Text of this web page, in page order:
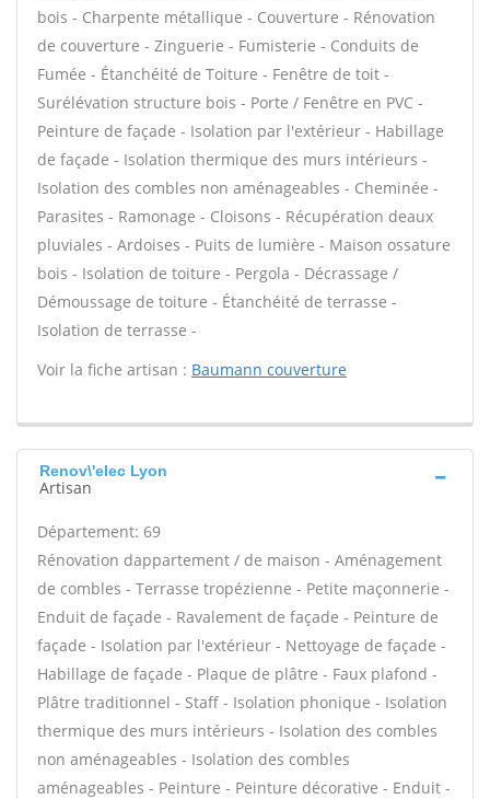
bois - Charpente métallique - Couverture - Rénovation
de couverture - Zinguerie - Fumisterie - Conduits de
Fumée - Étanchéité de Toiture - Fenêtre de toit -
Surélévation structure bois - Porte / Fenêtre en PVC -
Peinture de façade - Isolation par l'extérieur - Habillage
de façade - Isolation thermique des murs intérieurs -
Isolation des combles non aménageables - Cheminée -
Parasites - Ramonage - Cloisons - Récupération deaux
pluviales - Ardoises - Puits de lumière - Maison ossature
bois - Isolation de toiture - Pergola - Décrassage /
Démoussage de toiture - Étanchéité de terrasse -
Isolation de terrasse -
Voir la fiche artisan : Baumann couverture
Renov\'elec Lyon
Artisan
Département: 69
Rénovation dappartement / de maison - Aménagement
de combles - Terrasse tropézienne - Petite maçonnerie -
Enduit de façade - Ravalement de façade - Peinture de
façade - Isolation par l'extérieur - Nettoyage de façade -
Habillage de façade - Plaque de plâtre - Faux plafond -
Plâtre traditionnel - Staff - Isolation phonique - Isolation
thermique des murs intérieurs - Isolation des combles
non aménageables - Isolation des combles
aménageables - Peinture - Peinture décorative - Enduit -